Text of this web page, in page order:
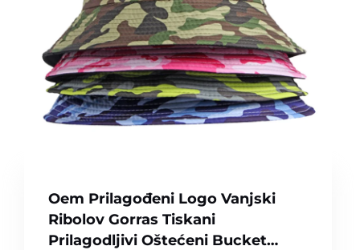
Oem Prilagođeni Logo Vanjski
Ribolov Gorras Tiskani
Prilagodljivi Oštećeni Bucket